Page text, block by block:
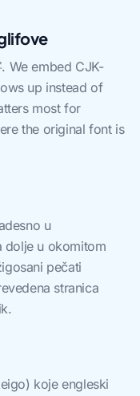
We embed CJK-
up instead of
most for
the original font is
u
dolje u okomitom
pečati
stranica
koje engleski